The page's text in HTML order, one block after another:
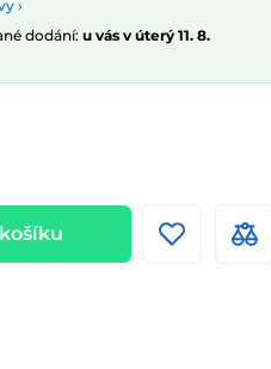
›
dodání: u vás v úterý 11. 8.